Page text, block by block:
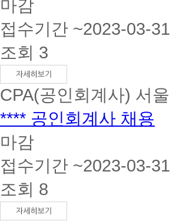
마감
접수기간 ~2023-03-31
조회 3
CPA(공인회계사) 서울
**** 공인회계사 채용
마감
접수기간 ~2023-03-31
조회 8